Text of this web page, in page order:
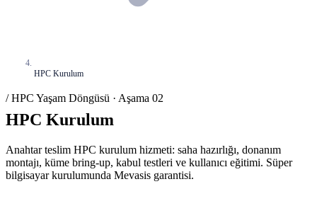
HPC Kurulum
/ HPC Yaşam Döngüsü · Aşama 02
HPC Kurulum
Anahtar teslim HPC kurulum hizmeti: saha hazırlığı, donanım
montajı, küme bring-up, kabul testleri ve kullanıcı eğitimi. Süper
bilgisayar kurulumunda Mevasis garantisi.